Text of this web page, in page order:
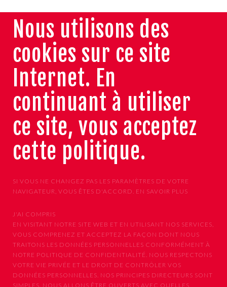
Nous utilisons des
cookies sur ce site
Internet. En
continuant à utiliser
ce site, vous acceptez
cette politique.
SI VOUS NE CHANGEZ PAS LES PARAMÈTRES DE VOTRE
NAVIGATEUR, VOUS ÊTES D'ACCORD. EN SAVOIR PLUS
J'AI COMPRIS
EN VISITANT NOTRE SITE WEB ET EN UTILISANT NOS SERVICES,
VOUS COMPRENEZ ET ACCEPTEZ LA FAÇON DONT NOUS
TRAITONS LES DONNÉES PERSONNELLES CONFORMÉMENT À
NOTRE POLITIQUE DE CONFIDENTIALITÉ. NOUS RESPECTONS
VOTRE VIE PRIVÉE ET LE DROIT DE CONTRÔLER VOS
DONNÉES PERSONNELLES. NOS PRINCIPES DIRECTEURS SONT
SIMPLES. NOUS ALLONS ÊTRE OUVERTS AVEC QUELLES